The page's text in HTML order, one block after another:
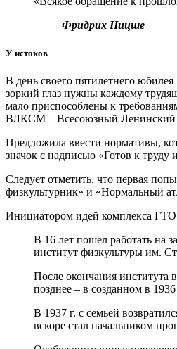
Фридрих Ницше
У истоков
В день своего пятилетнего
зоркий глаз нужны каждому
мало приспособлены к
ВЛКСМ – Всесоюзный Ленинский
Предложила ввести нормативы,
значок с надписью «Готов к труду
Следует отметить, что первая
физкультурник» и «Нормальный
Инициатором идей комплекса ГТО
В 16 лет пошел работать на
институт физкультуры им.
После окончания института
позднее – в созданном в
В 1937 г. с семьей
вскоре стал начальником